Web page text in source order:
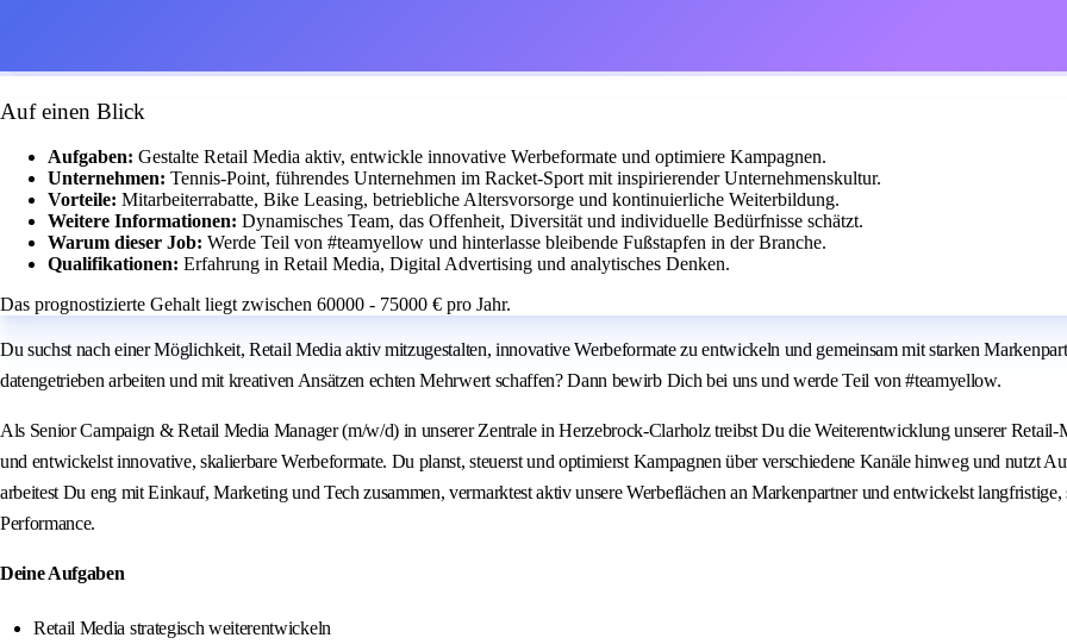
Auf einen Blick
Aufgaben: Gestalte Retail Media aktiv, entwickle innovative Werbeformate und optimiere Kampagnen.
Unternehmen: Tennis-Point, führendes Unternehmen im Racket-Sport mit inspirierender Unternehmenskultur.
Vorteile: Mitarbeiterrabatte, Bike Leasing, betriebliche Altersvorsorge und kontinuierliche Weiterbildung.
Weitere Informationen: Dynamisches Team, das Offenheit, Diversität und individuelle Bedürfnisse schätzt.
Warum dieser Job: Werde Teil von #teamyellow und hinterlasse bleibende Fußstapfen in der Branche.
Qualifikationen: Erfahrung in Retail Media, Digital Advertising und analytisches Denken.
Das prognostizierte Gehalt liegt zwischen 60000 - 75000 € pro Jahr.
Du suchst nach einer Möglichkeit, Retail Media aktiv mitzugestalten, innovative Werbeformate zu entwickeln und gemeinsam mit starken
datengetrieben arbeiten und mit kreativen Ansätzen echten Mehrwert schaffen? Dann bewirb Dich bei uns und werde Teil von #teamyellow.
Als Senior Campaign & Retail Media Manager (m/w/d) in unserer Zentrale in Herzebrock-Clarholz treibst Du die Weiterentwicklung unserer
und entwickelst innovative, skalierbare Werbeformate. Du planst, steuerst und optimierst Kampagnen über verschiedene Kanäle hinweg und nutzt
arbeitest Du eng mit Einkauf, Marketing und Tech zusammen, vermarktest aktiv unsere Werbeflächen an Markenpartner und entwickelst
Performance.
Deine Aufgaben
Retail Media strategisch weiterentwickeln